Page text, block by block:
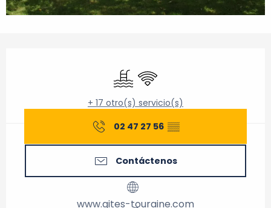
PiscinaWifi
+ 17 otro(s) servicio(s)
02 47 27 56 ▒▒
Contáctenos
www.gites-touraine.com